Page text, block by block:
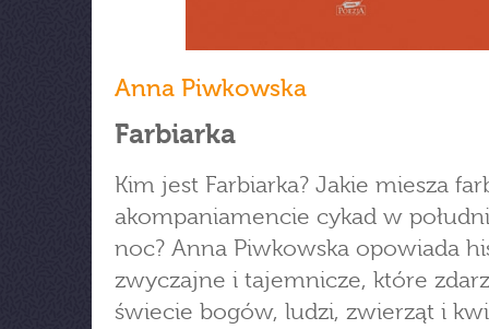
Anna Piwkowska
Farbiarka
Kim jest Farbiarka? Jakie miesza
akompaniamencie cykad w
noc? Anna Piwkowska opowiada
zwyczajne i tajemnicze, które
świecie bogów, ludzi, zwierząt i